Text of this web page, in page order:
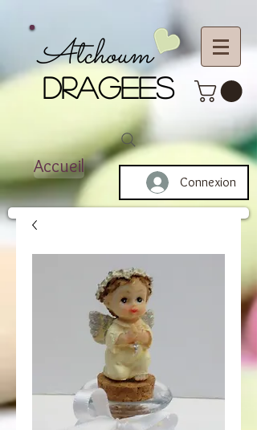
DRAGEES
Atchoum
Accueil
Connexion